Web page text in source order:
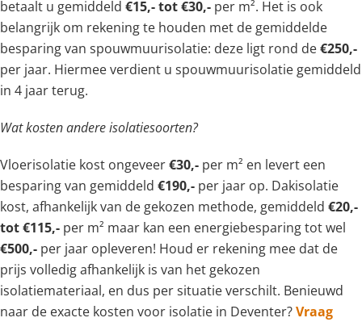
betaalt u gemiddeld €15,- tot €30,- per m². Het is ook
belangrijk om rekening te houden met de gemiddelde
besparing van spouwmuurisolatie: deze ligt rond de€250,-
per jaar. Hiermee verdient u spouwmuurisolatie gemiddeld
in 4 jaar terug.
Wat kosten andere isolatiesoorten?
Vloerisolatie kost ongeveer€30,- per m² en levert een
besparing van gemiddeld €190,- per jaar op. Dakisolatie
kost, afhankelijk van de gekozen methode, gemiddeld €20,-
tot €115,- per m² maar kan een energiebesparing tot wel
€500,- per jaar opleveren! Houd er rekening mee dat de
prijs volledig afhankelijk is van het gekozen
isolatiemateriaal, en dus per situatie verschilt. Benieuwd
naar de exacte kosten voor isolatie in Deventer?Vraag